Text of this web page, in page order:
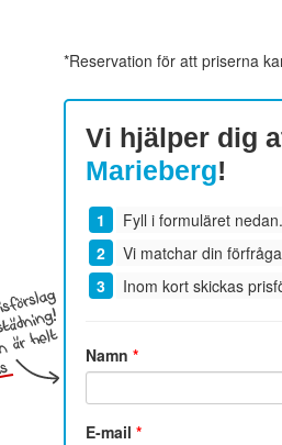
*Reservation för att priserna
Vi hjälper dig
Marieberg!
Fyll i formuläret nedan.
Vi matchar din
Inom kort skickas
Namn *
E-mail *